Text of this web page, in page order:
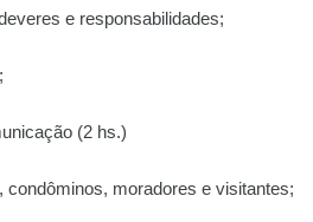
e responsabilidades;
(2 hs.)
moradores e visitantes;